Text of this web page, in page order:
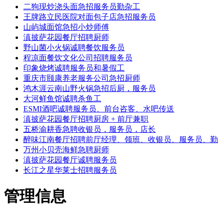
二狗现炒浇头面急招服务员勤杂工
王牌路立民医院对面包子店急招服务员
山屿城面馆急招小炒师傅
滇披萨花园餐厅招聘厨师
野山菌小火锅诚聘餐饮服务员
程凉面餐饮文化公司招聘服务员
印象烧烤诚聘服务员和暑假工
重庆市颐康养老服务公司急招厨师
鸿木涯云南山野火锅急招后厨，服务员
大河鲜鱼馆诚聘杀鱼工
ESMI酒吧诚聘服务员、前台咨客、水吧传送
滇披萨花园餐厅招聘厨房 + 前厅兼职
五桥渝耕香急聘收银员，服务员，店长
醉味江南餐厅招聘前厅经理、领班、收银员、服务员、
万州小贝壳海鲜急聘厨师
滇披萨花园餐厅诚聘服务员
长江之星华莱士招聘服务员
管理信息